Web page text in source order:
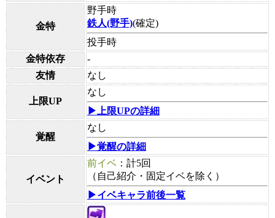
金特
野手時
鉄人(野手)(確定)
投手時
金特依存
-
友情
なし
上限UP
なし
▶上限UPの詳細
覚醒
なし
▶覚醒の詳細
イベント
前イベ ：計5回
（自己紹介・固定イベを除く）
▶イベキャラ前後一覧